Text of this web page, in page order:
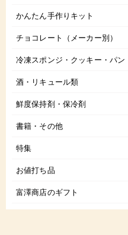
かんたん手作りキット
チョコレート（メーカー別）
冷凍スポンジ・クッキー・パン
酒・リキュール類
鮮度保持剤・保冷剤
書籍・その他
特集
お値打ち品
富澤商店のギフト